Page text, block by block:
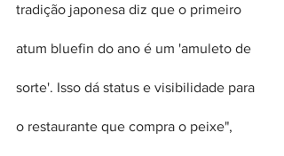
tradição japonesa diz que o primeiro
atum bluefin do ano é um 'amuleto de
sorte'. Isso dá status e visibilidade para
o restaurante que compra o peixe",